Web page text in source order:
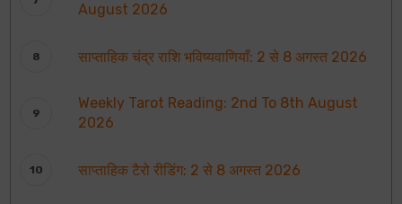
August 2026
साप्ताहिक चंद्र राशि भविष्यवाणियाँ: 2 से 8 अगस्त 2026
Weekly Tarot Reading: 2nd To 8th August
2026
साप्ताहिक टैरो रीडिंग: 2 से 8 अगस्त 2026